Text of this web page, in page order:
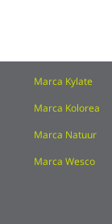
Marca Kylate
Marca Kolorea
Marca Natuur
Marca Wesco